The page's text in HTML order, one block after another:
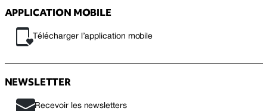
APPLICATION MOBILE
Télécharger l’application mobile
NEWSLETTER
Recevoir les newsletters